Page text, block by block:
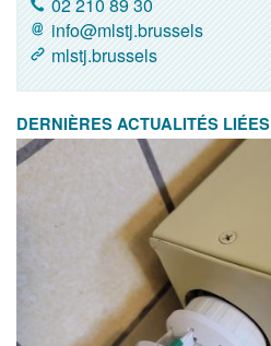
info@mlstj.brussels
mlstj.brussels
DERNIÈRES ACTUALITÉS LIÉES